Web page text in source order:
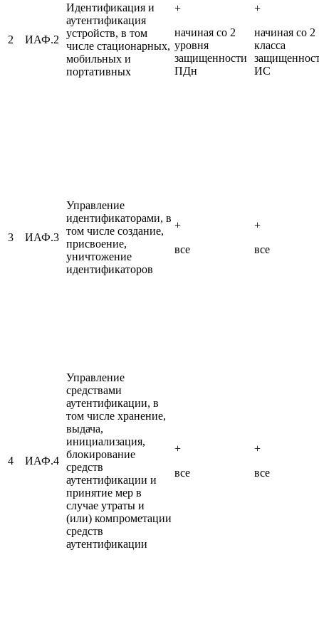
2 ИАФ.2
Идентификация и
аутентификация
устройств, в том
числе стационарных,
мобильных и
портативных
+
начиная со 2
уровня
защищенности
ПДн
+
начиная со 2
класса
ИС
3 ИАФ.3
Управление
идентификаторами, в
том числе создание,
присвоение,
уничтожение
идентификаторов
+
все
+
все
4 ИАФ.4
Управление
средствами
аутентификации, в
том числе хранение,
выдача,
инициализация,
блокирование
средств
аутентификации и
принятие мер в
случае утраты и
(или) компрометации
средств
аутентификации
+
все
+
все